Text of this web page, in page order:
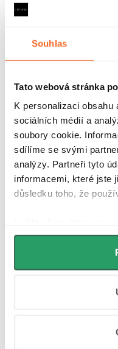
Souhlas
Tato webová stránka
K personalizaci
sociálních médií a
soubory cookie.
sdílíme se svými
analýzy. Partneři tyto
informacemi, které jste
důsledku toho, že
můžeme používat
personalizovanou
osobní údaje najdete na
Zavírání pomocí
sprchové dveře a
otevírání. Lišty jsou
nebo mezi dvěma
zajišťují jejich